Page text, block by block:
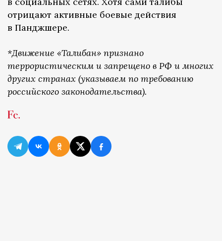
отрицают активные боевые действия
в Панджшере.
*Движение «Талибан» признано
террористическим и запрещено в РФ и многих
других странах (указываем по требованию
российского законодательства).